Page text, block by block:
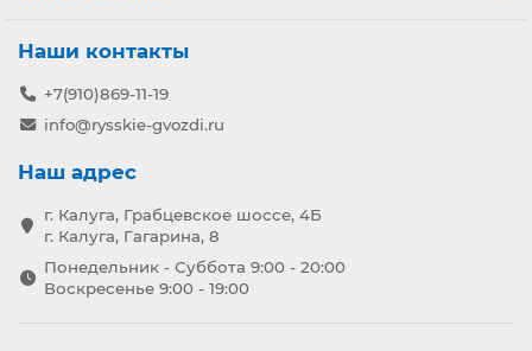
Наши контакты
+7(910)869-11-19
info@rysskie-gvozdi.ru
Наш адрес
г. Калуга, Грабцевское шоссе, 4Б
г. Калуга, Гагарина, 8
Понедельник - Суббота 9:00 - 20:00
Воскресенье 9:00 - 19:00